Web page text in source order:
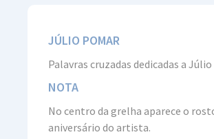
JÚLIO POMAR
Palavras cruzadas dedicadas a
NOTA
No centro da grelha aparece o
aniversário do artista.